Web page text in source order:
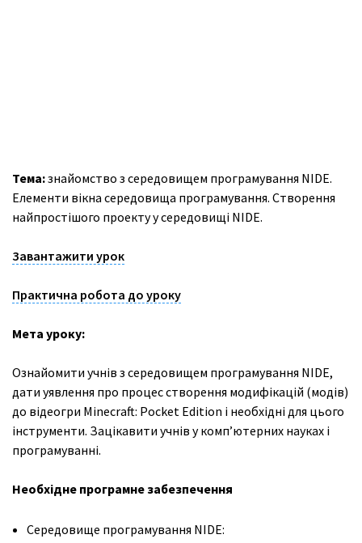
Тема:знайомство з середовищем програмування NIDE.
Елементи вікна середовища програмування. Створення
найпростішого проекту у середовищі NIDE.
Завантажити урок
Практична робота до уроку
Мета уроку:
Ознайомити учнів з середовищем програмування NIDE,
дати уявлення про процес створення модифікацій (модів)
до відеогри Minecraft: Pocket Edition і необхідні для цього
інструменти. Зацікавити учнів у комп’ютерних науках і
програмуванні.
Необхідне програмне забезпечення
Середовище програмування NIDE: